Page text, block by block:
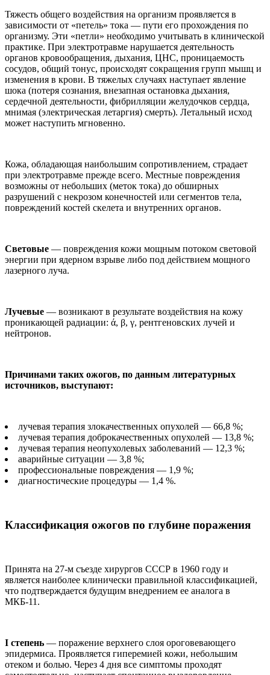
Тяжесть общего воздействия на организм проявляется в
зависимости от «петель» тока — пути его прохождения по
организму. Эти «петли» необходимо учитывать в клинической
практике. При электротравме нарушается деятельность
органов кровообращения, дыхания, ЦНС, проницаемость
сосудов, общий тонус, происходят сокращения групп мышц и
изменения в крови. В тяжелых случаях наступает явление
шока (потеря сознания, внезапная остановка дыхания,
сердечной деятельности, фибрилляции желудочков сердца,
мнимая (электрическая летаргия) смерть). Летальный исход
может наступить мгновенно.
Кожа, обладающая наибольшим сопротивлением, страдает
при электротравме прежде всего. Местные повреждения
возможны от небольших (меток тока) до обширных
разрушений с некрозом конечностей или сегментов тела,
повреждений костей скелета и внутренних органов.
Световые — повреждения кожи мощным потоком световой
энергии при ядерном взрыве либо под действием мощного
лазерного луча.
Лучевые — возникают в результате воздействия на кожу
проникающей радиации: ά, β, γ, рентгеновских лучей и
нейтронов.
Причинами таких ожогов, по данным литературных
источников, выступают:
лучевая терапия злокачественных опухолей — 66,8 %;
лучевая терапия доброкачественных опухолей — 13,8 %;
лучевая терапия неопухолевых заболеваний — 12,3 %;
аварийные ситуации — 3,8 %;
профессиональные повреждения — 1,9 %;
диагностические процедуры — 1,4 %.
Классификация ожогов по глубине поражения
Принята на 27-м съезде хирургов СССР в 1960 году и
является наиболее клинически правильной классификацией,
что подтверждается будущим внедрением ее аналога в
МКБ-11.
I степень — поражение верхнего слоя ороговевающего
эпидермиса. Проявляется гиперемией кожи, небольшим
отеком и болью. Через 4 дня все симптомы проходят